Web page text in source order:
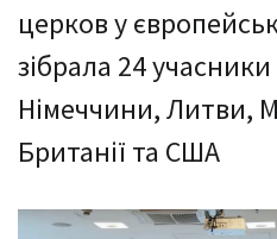
церков у
зібрала 24
Німеччини, Литви,
Британії та США